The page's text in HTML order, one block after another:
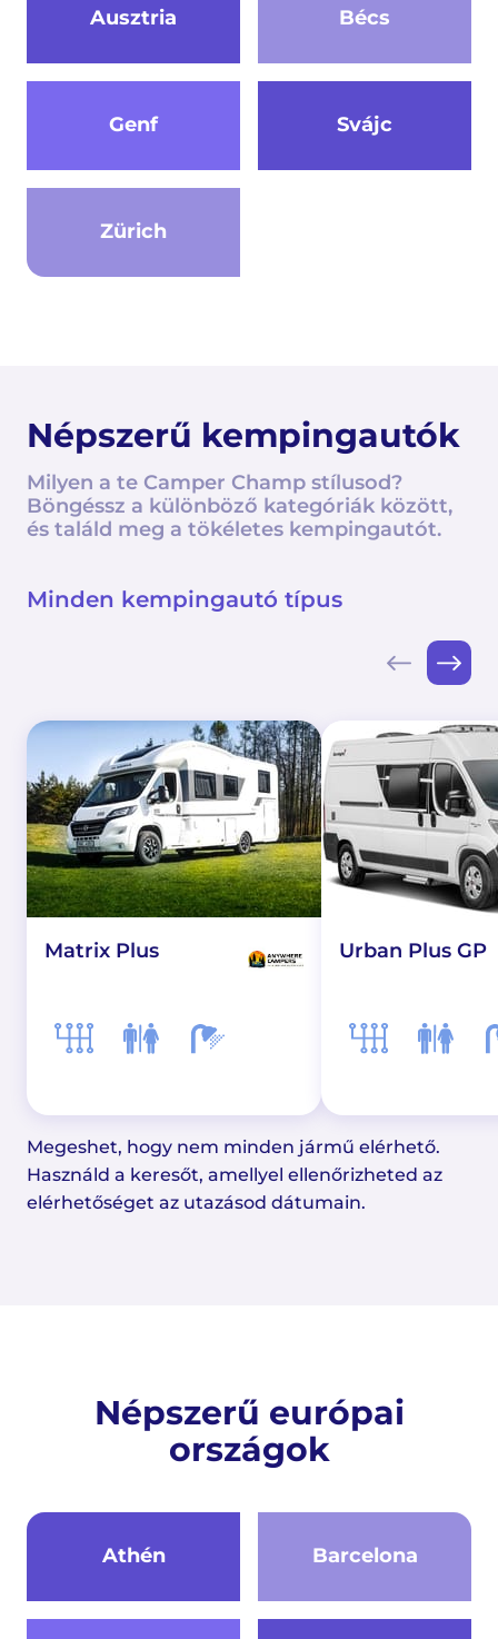
Ausztria Bécs
Genf Svájc
Zürich
Népszerű kempingautók
Milyen a te Camper Champ stílusod?
Böngéssz a különböző kategóriák között,
és találd meg a tökéletes kempingautót.
Minden kempingautó típus
Matrix Plus Urban Plus GP
Megeshet, hogy nem minden jármű elérhető.
Használd a keresőt, amellyel ellenőrizheted az
elérhetőséget az utazásod dátumain.
Népszerű európai
országok
Athén Barcelona